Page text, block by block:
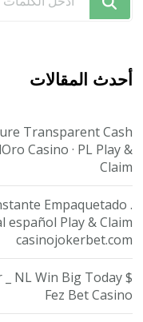
تبحث
ما؟
أحدث المقالات
Transparent Cash
Casino · PL Play &
Claim
Empaquetado .
Play & Claim
casinojokerbet.com
_ NL Win Big Today
Fez Bet Casino